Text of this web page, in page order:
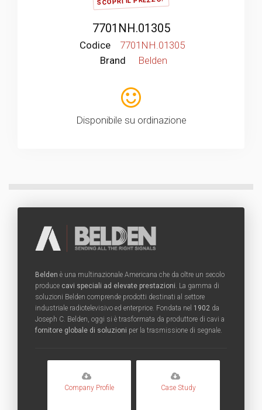
7701NH.01305
Codice
7701NH.01305
Brand
Belden
Disponibile su ordinazione
Belden è una multinazionale Americana che da oltre un secolo
produce cavi speciali ad elevate prestazioni . La gamma di
soluzioni Belden comprende prodotti destinati al settore
industriale radiotelevisivo ed enterprice. Fondata nel 1902 da
Joseph C. Belden, oggi si è trasformata da produttore di cavi a
fornitore globale di soluzioni per la trasmissione di segnale.
Company Profile Case Study